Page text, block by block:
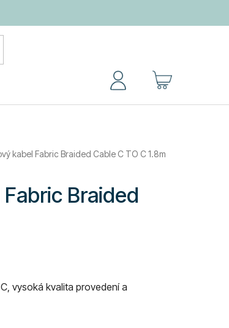
NÁKUPNÍ
kabel Fabric Braided Cable C TO C 1.8m
Fabric Braided
vysoká kvalita provedení a